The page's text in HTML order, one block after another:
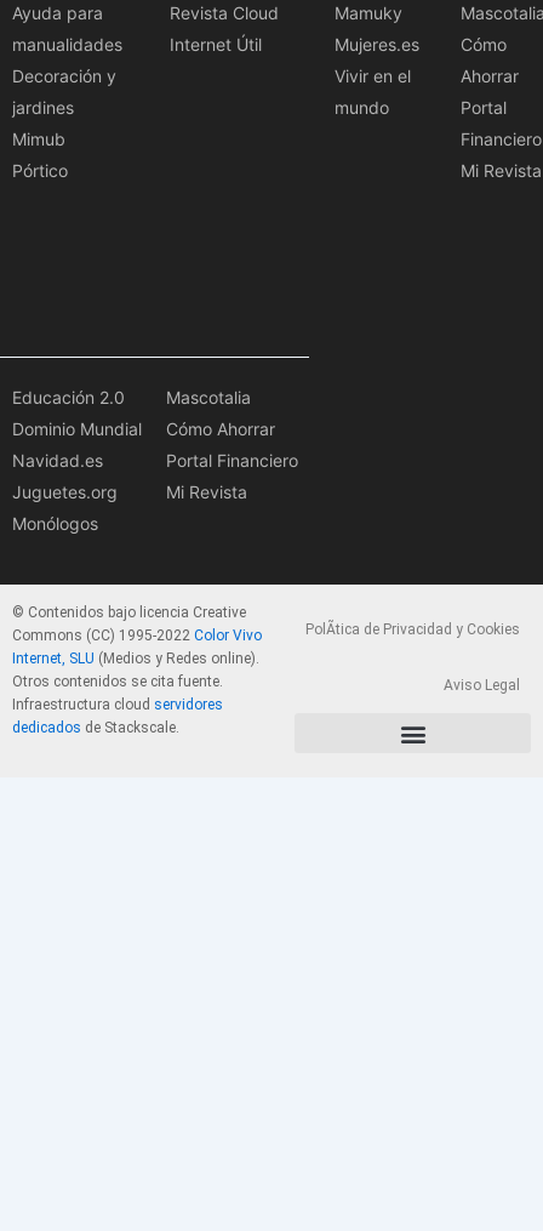
Ayuda para
manualidades
Decoración y
jardines
Mimub
Pórtico
Revista Cloud
Internet Útil
Mamuky
Mujeres.es
Vivir en el
mundo
Cómo
Ahorrar
Portal
Financiero
Mi Revista
Educación 2.0
Dominio Mundial
Navidad.es
Juguetes.org
Monólogos
Mascotalia
Cómo Ahorrar
Portal Financiero
Mi Revista
© Contenidos bajo licencia Creative
Commons (CC) 1995-2022 Color Vivo
Internet, SLU (Medios y Redes online).
Otros contenidos se cita fuente.
Infraestructura cloud servidores
dedicados de Stackscale.
PolÃ­tica de Privacidad y Cookies
Aviso Legal